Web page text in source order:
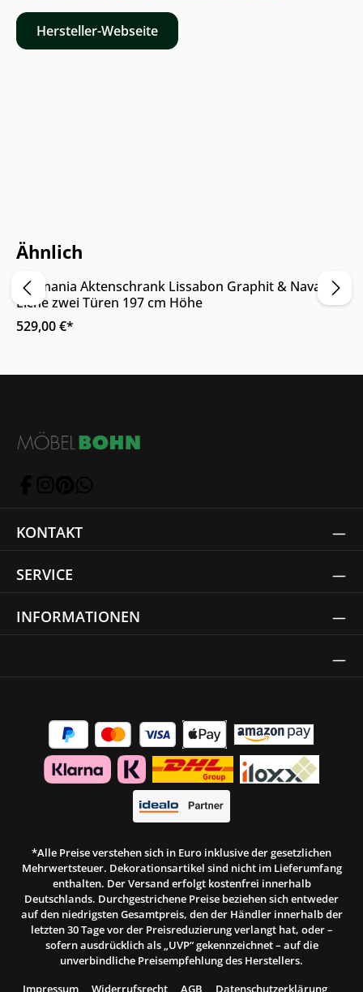
Hersteller-Webseite
Ähnlich
Online & im Möbelhaus verfügbar
Germania Aktenschrank Lissabon Graphit & Navarra-
Eiche zwei Türen 197 cm Höhe
529,00 €*
KONTAKT
SERVICE
INFORMATIONEN
*Alle Preise verstehen sich in Euro inklusive der gesetzlichen
Mehrwertsteuer. Dekorationsartikel sind nicht im Lieferumfang
enthalten. Der Versand erfolgt kostenfrei innerhalb
Deutschlands. Durchgestrichene Preise beziehen sich entweder
auf den niedrigsten Gesamtpreis, den der Händler innerhalb der
letzten 30 Tage vor der Preisreduzierung verlangt hat, oder –
sofern ausdrücklich als „UVP“ gekennzeichnet – auf die
unverbindliche Preisempfehlung des Herstellers.
Impressum
Widerrufsrecht AGB Datenschutzerklärung